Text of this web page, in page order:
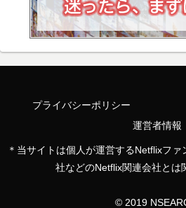
プライバシーポリシー
運営者情報
＊当サイトは個人が運営するNetflixフ
社などのNetflix関連会社とは
© 2019